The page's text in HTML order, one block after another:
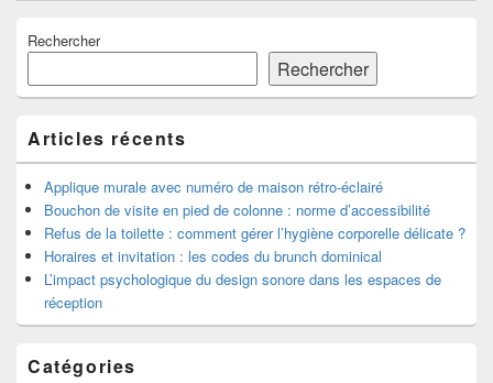
articles
principale
widget
pour
barre
latérale
Rechercher
Rechercher
Articles récents
Applique murale avec numéro de maison rétro-éclairé
Bouchon de visite en pied de colonne : norme d’accessibilité
Refus de la toilette : comment gérer l’hygiène corporelle délicate ?
Horaires et invitation : les codes du brunch dominical
L’impact psychologique du design sonore dans les espaces de
réception
Catégories